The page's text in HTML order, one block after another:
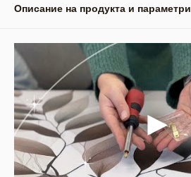
Описание на продукта и параметри